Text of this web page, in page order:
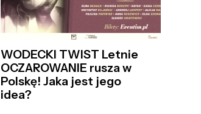
WODECKI TWIST Letnie
OCZAROWANIE rusza w
Polskę! Jaka jest jego
idea?